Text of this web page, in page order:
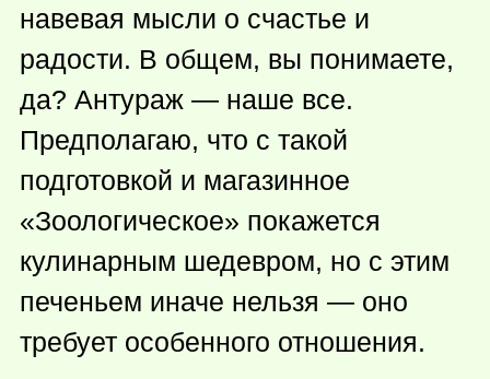
навевая мысли о счастье и
радости. В общем, вы понимаете,
да? Антураж — наше все.
Предполагаю, что с такой
подготовкой и магазинное
«Зоологическое» покажется
кулинарным шедевром, но с этим
печеньем иначе нельзя — оно
требует особенного отношения.